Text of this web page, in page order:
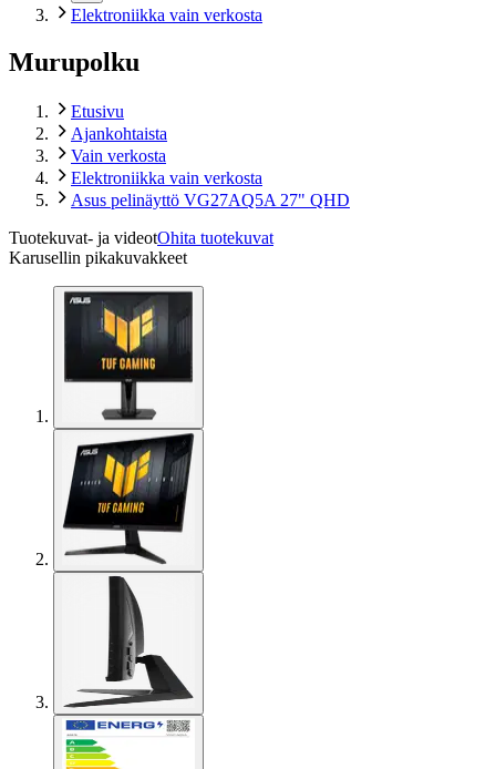
Elektroniikka vain verkosta
Murupolku
Etusivu
Ajankohtaista
Vain verkosta
Elektroniikka vain verkosta
Asus pelinäyttö VG27AQ5A 27" QHD
Tuotekuvat- ja videotOhita tuotekuvat
Karusellin pikakuvakkeet